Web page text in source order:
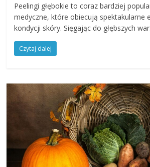
Peelingi głębokie to coraz bardziej
medyczne, które obiecują spektakularne
kondycji skóry. Sięgając do głębszych
Czytaj dalej